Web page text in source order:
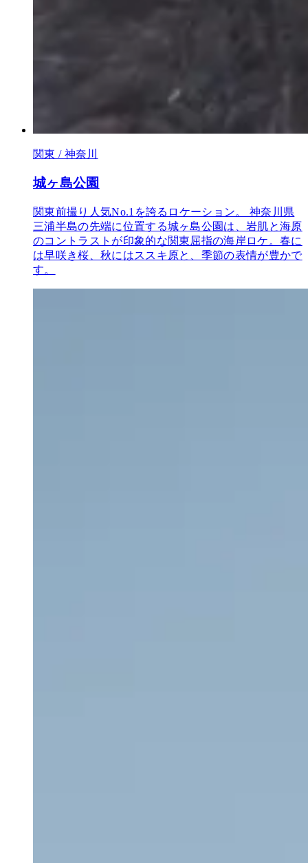
関東 / 神奈川
城ヶ島公園
関東前撮り人気No.1を誇るロケーション。 神奈川県
三浦半島の先端に位置する城ヶ島公園は、岩肌と海原
のコントラストが印象的な関東屈指の海岸ロケ。春に
は早咲き桜、秋にはススキ原と、季節の表情が豊かで
す。